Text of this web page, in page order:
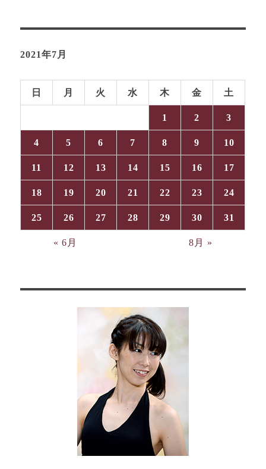
2021年7月
日 月 火 水 木 金 土
1 2 3
4 5 6 7 8 9 10
11 12 13 14 15 16 17
18 19 20 21 22 23 24
25 26 27 28 29 30 31
« 6月 8月 »